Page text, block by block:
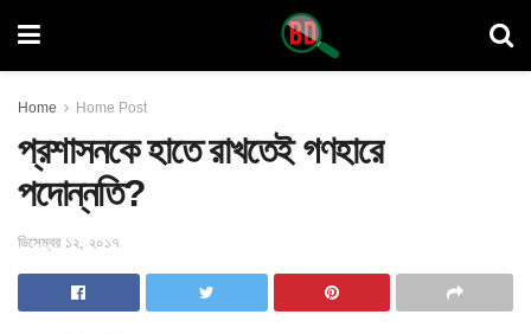
Home Home Post
প্রশাসনকে হাতে রাখতেই গণহারে
পদোন্নতি?
ডিসেম্বর ১২, ২০১৭